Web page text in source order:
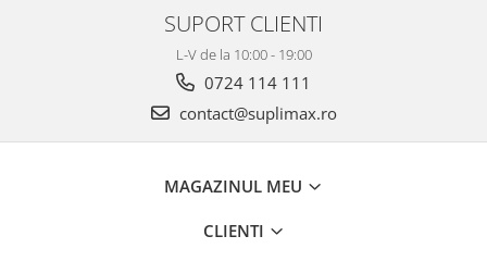
SUPORT CLIENTI
L-V de la 10:00 - 19:00
0724 114 111
contact@suplimax.ro
MAGAZINUL MEU
CLIENTI